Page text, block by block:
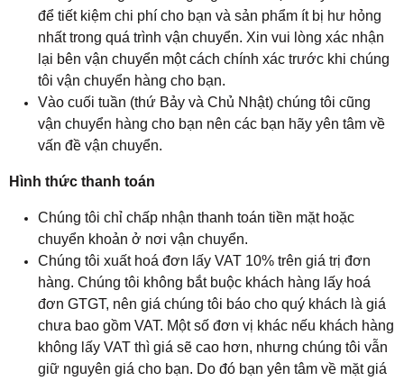
để tiết kiệm chi phí cho bạn và sản phẩm ít bị hư hỏng
nhất trong quá trình vận chuyển. Xin vui lòng xác nhận
lại bên vận chuyển một cách chính xác trước khi chúng
tôi vận chuyển hàng cho bạn.
Vào cuối tuần (thứ Bảy và Chủ Nhật) chúng tôi cũng
vận chuyển hàng cho bạn nên các bạn hãy yên tâm về
vấn đề vận chuyển.
Hình thức thanh toán
Chúng tôi chỉ chấp nhận thanh toán tiền mặt hoặc
chuyển khoản ở nơi vận chuyển.
Chúng tôi xuất hoá đơn lấy VAT 10% trên giá trị đơn
hàng. Chúng tôi không bắt buộc khách hàng lấy hoá
đơn GTGT, nên giá chúng tôi báo cho quý khách là giá
chưa bao gồm VAT. Một số đơn vị khác nếu khách hàng
không lấy VAT thì giá sẽ cao hơn, nhưng chúng tôi vẫn
giữ nguyên giá cho bạn. Do đó bạn yên tâm về mặt giá